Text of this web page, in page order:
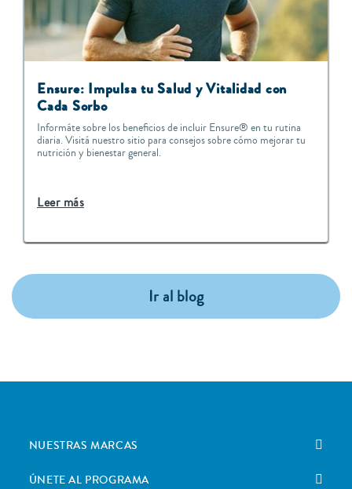
Ensure: Impulsa tu Salud y Vitalidad con
Cada Sorbo
Informáte sobre los beneficios de incluir Ensure® en tu rutina
diaria. Visitá nuestro sitio para consejos sobre cómo mejorar tu
nutrición y bienestar general.
Leer más
Ir al blog
NUESTRAS MARCAS
ÚNETE AL PROGRAMA